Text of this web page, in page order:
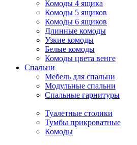
Комоды 4 ящика
Комоды 5 ящиков
Комоды 6 ящиков
Длинные комоды
Узкие комоды
Белые комоды
Комоды цвета венге
Спальни
Мебель для спальни
Модульные спальни
Спальные гарнитуры
Туалетные столики
Тумбы прикроватные
Комоды